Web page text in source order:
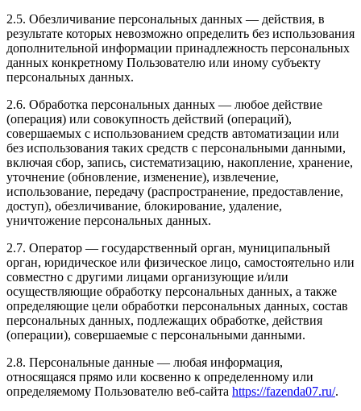
2.5. Обезличивание персональных данных — действия, в
результате которых невозможно определить без использования
дополнительной информации принадлежность персональных
данных конкретному Пользователю или иному субъекту
персональных данных.
2.6. Обработка персональных данных — любое действие
(операция) или совокупность действий (операций),
совершаемых с использованием средств автоматизации или
без использования таких средств с персональными данными,
включая сбор, запись, систематизацию, накопление, хранение,
уточнение (обновление, изменение), извлечение,
использование, передачу (распространение, предоставление,
доступ), обезличивание, блокирование, удаление,
уничтожение персональных данных.
2.7. Оператор — государственный орган, муниципальный
орган, юридическое или физическое лицо, самостоятельно или
совместно с другими лицами организующие и/или
осуществляющие обработку персональных данных, а также
определяющие цели обработки персональных данных, состав
персональных данных, подлежащих обработке, действия
(операции), совершаемые с персональными данными.
2.8. Персональные данные — любая информация,
относящаяся прямо или косвенно к определенному или
определяемому Пользователю веб-сайта https://fazenda07.ru/.